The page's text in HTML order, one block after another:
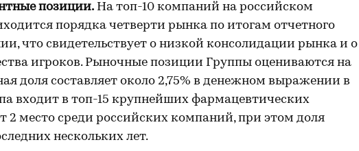
позиции. На топ-10 компаний на российском
порядка четверти рынка по итогам отчетного
что свидетельствует о низкой консолидации рынка и о
игроков. Рыночные позиции Группы оцениваются на
доля составляет около 2,75% в денежном выражении в
входит в топ-15 крупнейших фармацевтических
2 место среди российских компаний, при этом доля
нескольких лет.